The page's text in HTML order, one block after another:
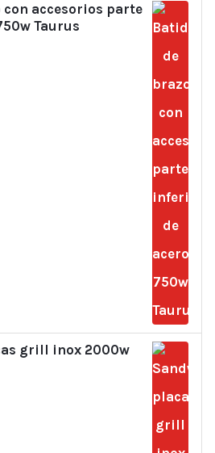
accesorios parte
Taurus
grill inox 2000w